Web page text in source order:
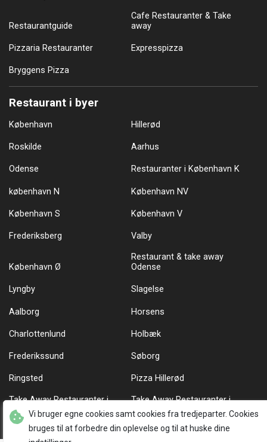
Restaurantguide
Cafe Restauranter & Take
away
Pizzaria Restauranter Expresspizza
Bryggens Pizza
Restaurant i byer
København Hillerød
Roskilde Aarhus
Odense Restauranter i København K
københavn N København NV
København S København V
Frederiksberg Valby
København Ø
Restaurant & take away
Odense
Lyngby Slagelse
Aalborg Horsens
Charlottenlund Holbæk
Frederikssund Søborg
Ringsted Pizza Hillerød
Take Away Restauranter i
København Ø
Take Away Restauranter i
København N
Dansk mad i København Pizza Take away i københavn
Vi bruger egne cookies samt cookies fra tredjeparter. Cookies
bruges til at forbedre din oplevelse og til at huske dine